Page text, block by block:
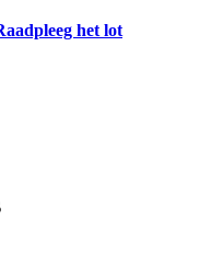
het lot